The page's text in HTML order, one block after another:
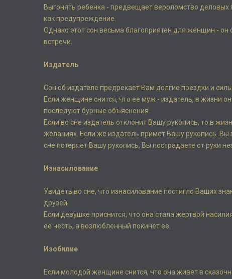
Выгонять ребенка - предвещает вероломство деловых
как предупреждение.
Однако этот сон весьма благоприятен для женщин -
встречи.
Издатель
Сон об издателе предрекает Вам долгие поездки и
Если женщине снится, что ее муж - издатель, в жизни
последуют бурные объяснения.
Если во сне издатель отклонит Вашу рукопись, то в
желаниях. Если же издатель примет Вашу рукопись.
сне потеряет Вашу рукопись, Вы пострадаете от руки
Изнасилование
Увидеть во сне, что изнасилование постигло Ваших
друзей.
Если девушке приснится, что она стала жертвой
ее честь, а возлюбленный покинет ее.
Изобилие
Если молодой женщине снится, что она живет в